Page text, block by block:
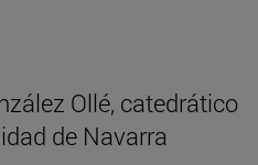
Ollé, catedrático
de Navarra